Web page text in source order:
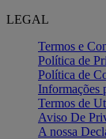
LEGAL
Termos e
Política de
Política de
Informações
Termos de
Aviso De
A nossa